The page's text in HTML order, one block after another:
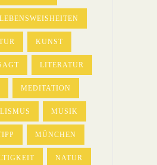
KUNST
LITERATUR
MEDITATION
MUSIK
MÜNCHEN
NATUR